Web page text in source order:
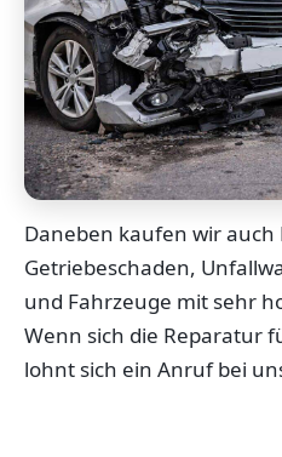
Daneben kaufen wir auch
Getriebeschaden,
und Fahrzeuge mit sehr
Wenn sich die Reparatur
lohnt sich ein Anruf bei